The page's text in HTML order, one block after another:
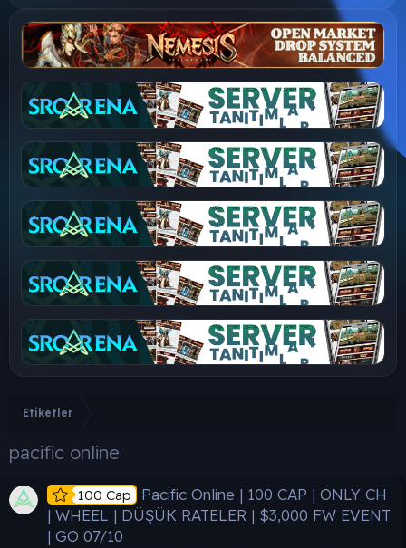
Etiketler
pacific online
100 Cap
Pacific Online | 100 CAP | ONLY CH
| WHEEL | DÜŞÜK RATELER | $3,000 FW EVENT
| GO 07/10